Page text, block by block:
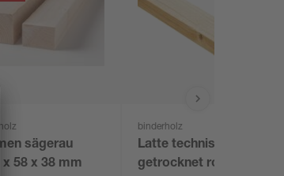
sägerau
x 58 x 38 mm
binderholz
Latte technisch
getrocknet roh 2000 x